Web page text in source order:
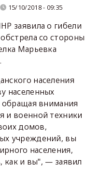
15/10/2018 - 09:35
заявила о гибели
со стороны
Марьевка
населения
населенных
обращая внимания
и военной техники
домов,
учреждений, вы
населения,
как и вы", — заявил